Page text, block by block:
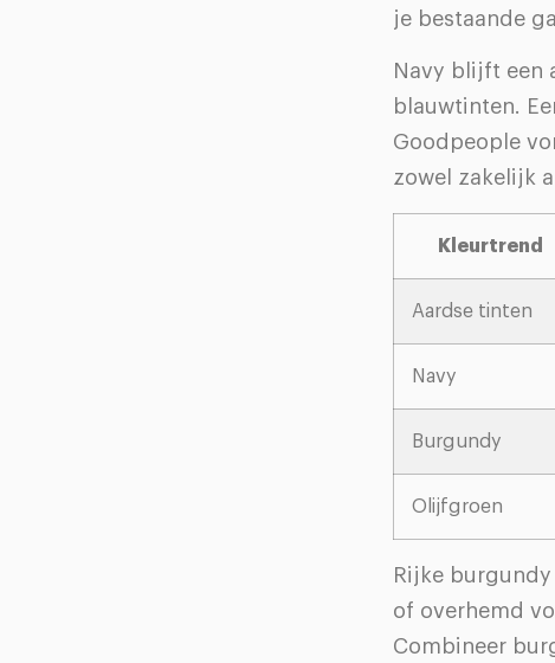
je bestaande
Navy blijft een
blauwtinten.
Goodpeople
zowel zakelijk
Kleurtrend
Aardse tinten
Navy
Burgundy
Olijfgroen
Rijke
of overhemd
Combineer